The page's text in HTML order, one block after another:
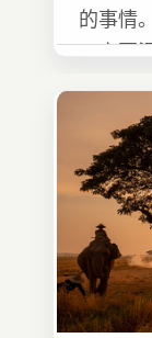
的事情
一定要